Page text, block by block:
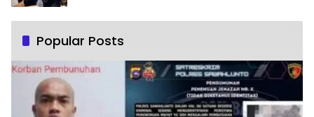
Popular Posts